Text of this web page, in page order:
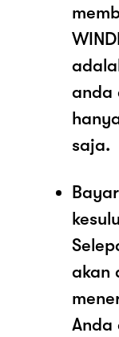
anda
saja.
akan
Anda